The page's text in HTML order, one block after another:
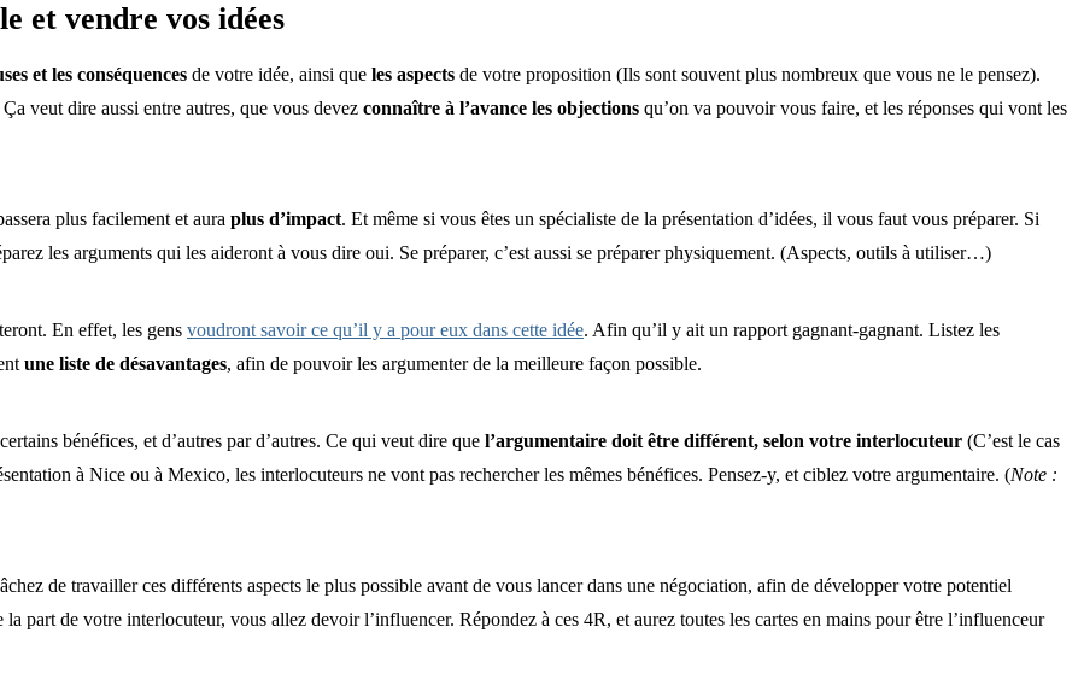
et vendre vos idées
et les conséquences de votre idée, ainsi que les aspects de votre proposition (Ils sont souvent plus nombreux que vous ne le pensez).
veut dire aussi entre autres, que vous devez connaître à l’avance les objections qu’on va pouvoir vous faire, et les réponses qui vont les
plus facilement et aura plus d’impact. Et même si vous êtes un spécialiste de la présentation d’idées, il vous faut vous préparer. Si
les arguments qui les aideront à vous dire oui. Se préparer, c’est aussi se préparer physiquement. (Aspects, outils à utiliser…)
En effet, les gens voudront savoir ce qu’il y a pour eux dans cette idée. Afin qu’il y ait un rapport gagnant-gagnant. Listez les
une liste de désavantages, afin de pouvoir les argumenter de la meilleure façon possible.
bénéfices, et d’autres par d’autres. Ce qui veut dire que l’argumentaire doit être différent, selon votre interlocuteur (C’est le cas
à Nice ou à Mexico, les interlocuteurs ne vont pas rechercher les mêmes bénéfices. Pensez-y, et ciblez votre argumentaire. (Note :
de travailler ces différents aspects le plus possible avant de vous lancer dans une négociation, afin de développer votre potentiel
part de votre interlocuteur, vous allez devoir l’influencer. Répondez à ces 4R, et aurez toutes les cartes en mains pour être l’influenceur